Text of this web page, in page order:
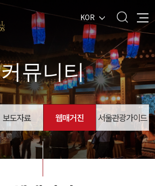
KOR
커뮤니티
보도자료 웹매거진 서울관광가이드